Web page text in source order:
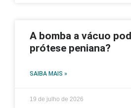
A bomba a vácuo
prótese peniana?
SAIBA MAIS »
19 de julho de 2026